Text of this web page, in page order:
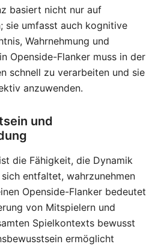
basiert nicht nur auf
sie umfasst auch kognitive
Wahrnehmung und
Openside-Flanker muss in der
schnell zu verarbeiten und sie
anzuwenden.
und
die Fähigkeit, die Dynamik
entfaltet, wahrzunehmen
Openside-Flanker bedeutet
von Mitspielern und
Spielkontexts bewusst
ermöglicht